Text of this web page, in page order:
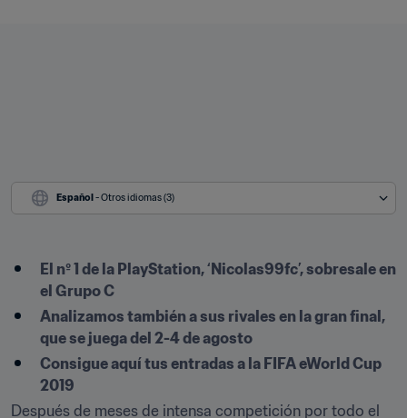
Español - Otros idiomas (3)
El nº 1 de la PlayStation, ‘Nicolas99fc’, sobresale en
el Grupo C
Analizamos también a sus rivales en la gran final,
que se juega del 2-4 de agosto
Consigue aquí tus entradas a la FIFA eWorld Cup
2019
Después de meses de intensa competición por todo el